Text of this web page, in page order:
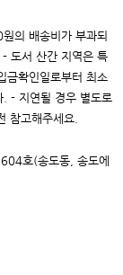
의 배송비가 부과되
도서 산간 지역은 특
금확인일로부터 최소
. - 지연될 경우 별도로
참고해주세요.
호(송도동, 송도에